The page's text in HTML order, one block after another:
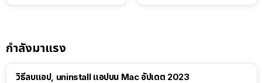
กำลังมาแรง
วิธีลบแอป, uninstall แอปบน Mac อัปเดต 2023